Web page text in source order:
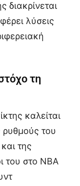
διακρίνεται
λύσεις
τη
καλείται
του
και της
του στο NBA